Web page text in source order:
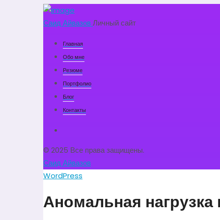
Саид АйвазовЛичный сайт
Главная
Обо мне
Резюме
Портфолио
Блог
Контакты
© 2025 Все права защищены.
Саид Айвазов
WordPress
Аномальная нагрузка